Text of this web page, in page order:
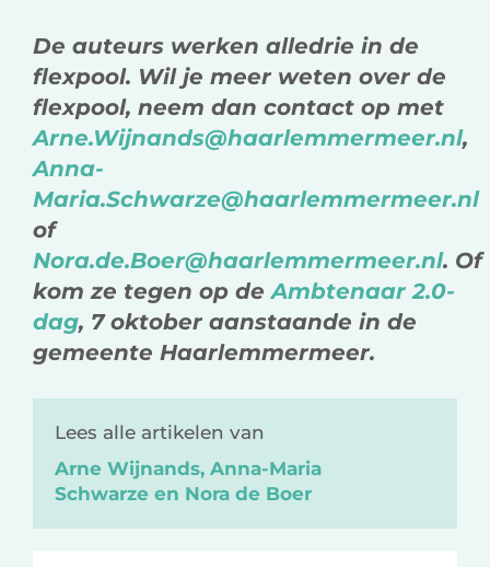
De auteurs werken alledrie in de
flexpool. Wil je meer weten over de
flexpool, neem dan contact op met
Arne.Wijnands@haarlemmermeer.nl,
Anna-
Maria.Schwarze@haarlemmermeer.nl
of
Nora.de.Boer@haarlemmermeer.nl. Of
kom ze tegen op deAmbtenaar 2.0-
dag, 7 oktober aanstaande in de
gemeente Haarlemmermeer.
Lees alle artikelen van
Arne Wijnands, Anna-Maria
Schwarze en Nora de Boer